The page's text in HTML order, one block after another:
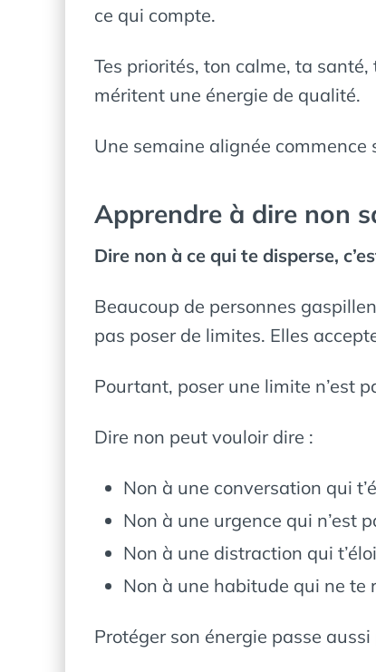
ce qui compte.
Tes priorités, ton calme, ta
méritent une énergie de qualité.
Une semaine alignée
Apprendre à dire non
Dire non à ce qui te disperse,
Beaucoup de personnes
pas poser de limites. Elles
Pourtant, poser une limite n’est
Dire non peut vouloir dire :
Non à une conversation qui
Non à une urgence qui n’est
Non à une distraction qui
Non à une habitude qui ne te
Protéger son énergie passe